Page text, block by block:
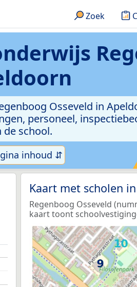
Zoek
Osseveld in
personeel,
de school.
inhoud ⇵
Kaart met scholen
Regenboog Osseveld
kaart toont